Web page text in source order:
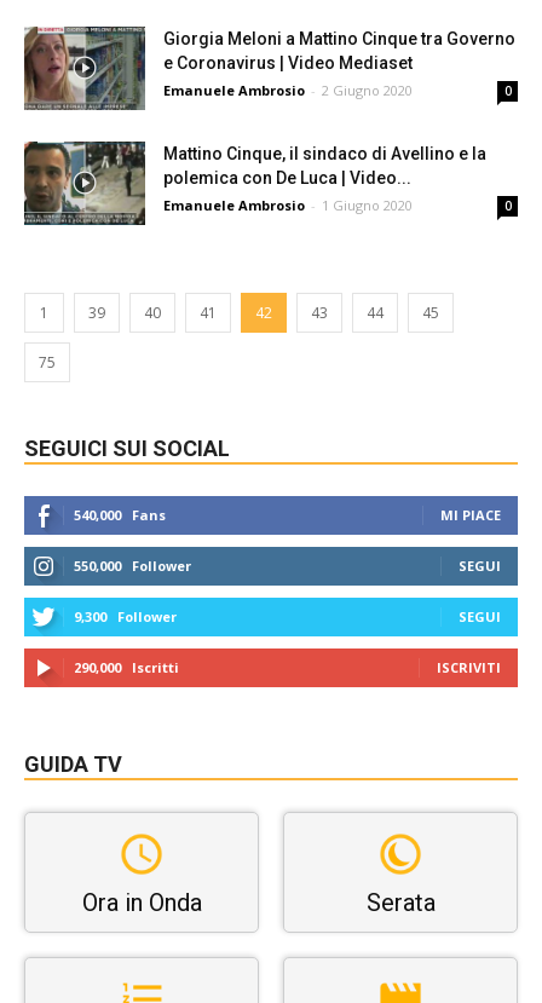
Giorgia Meloni a Mattino Cinque tra Governo
e Coronavirus | Video Mediaset
Emanuele Ambrosio - 2 Giugno 2020 0
Mattino Cinque, il sindaco di Avellino e la
polemica con De Luca | Video...
Emanuele Ambrosio - 1 Giugno 2020 0
1 39 40 41 42 43 44 45
75
SEGUICI SUI SOCIAL
540,000 Fans MI PIACE
550,000 Follower SEGUI
9,300 Follower SEGUI
290,000 Iscritti ISCRIVITI
GUIDA TV
Ora in Onda Serata